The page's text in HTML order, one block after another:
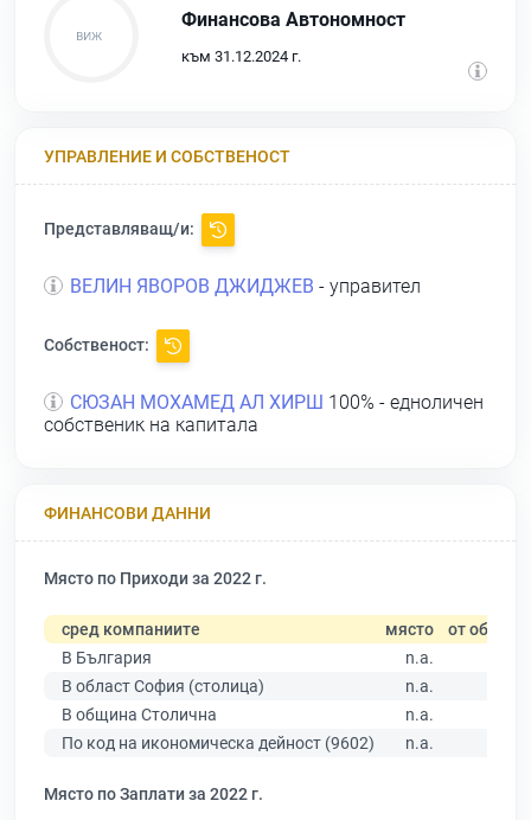
Финансова Автономност
към 31.12.2024 г.
УПРАВЛЕНИЕ И СОБСТВЕНОСТ
Представляващ/и:
ВЕЛИН ЯВОРОВ ДЖИДЖЕВ - управител
Собственост:
СЮЗАН МОХАМЕД АЛ ХИРШ 100% - едноличен
собственик на капитала
ФИНАНСОВИ ДАННИ
Място по Приходи за 2022 г.
сред компаниите място от общо
В България
n.a.
В област София (столица)
n.a.
В община Столична
n.a.
По код на икономическа дейност (9602)
n.a.
Място по Заплати за 2022 г.